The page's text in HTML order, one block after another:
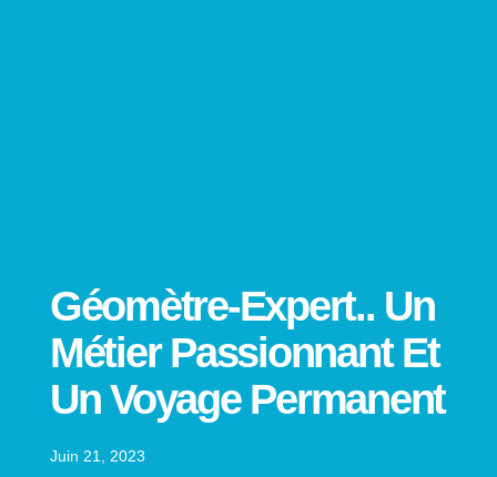
Géomètre-Expert.. Un
Métier Passionnant Et
Un Voyage Permanent
Juin 21, 2023